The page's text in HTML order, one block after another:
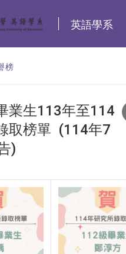
英語學系
榜
業生113年至114
取榜單 (114年7
)